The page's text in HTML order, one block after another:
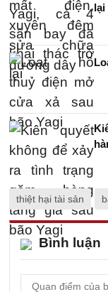
lại
thiệt hại tài sản
Bình luận